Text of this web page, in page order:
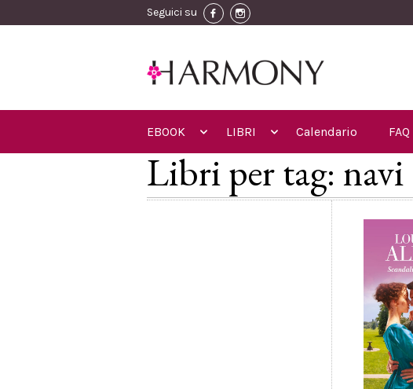
Seguici su
EBOOK LIBRI Calendario FAQ
Libri per tag: navi